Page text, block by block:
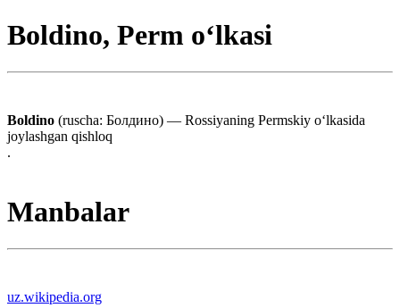
Boldino, Perm oʻlkasi
Boldino (ruscha: Болдино) — Rossiyaning Permskiy oʻlkasida
joylashgan qishloq
.
Manbalar
uz.wikipedia.org